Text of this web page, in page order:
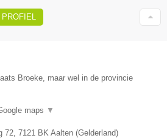
Broeke, maar wel in de provincie
maps ▼
72 7121 BK Aalten (Gelderland)